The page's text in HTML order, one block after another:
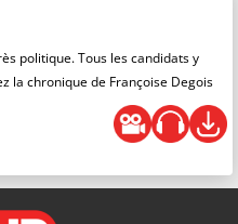
politique. Tous les candidats y
la chronique de Françoise Degois